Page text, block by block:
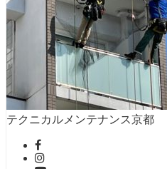
テクニカルメンテナンス京都